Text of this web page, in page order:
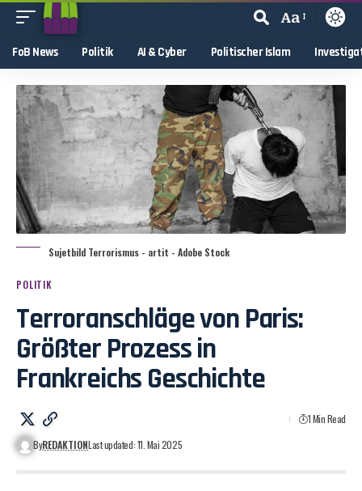
Aa
FoB News Politik AI & Cyber Politischer Islam
Sujetbild Terrorismus - artit - Adobe Stock
POLITIK
Terroranschläge von Paris:
Größter Prozess in
Frankreichs Geschichte
ByREDAKTIONLast updated: 11. Mai 2025
1 Min Read